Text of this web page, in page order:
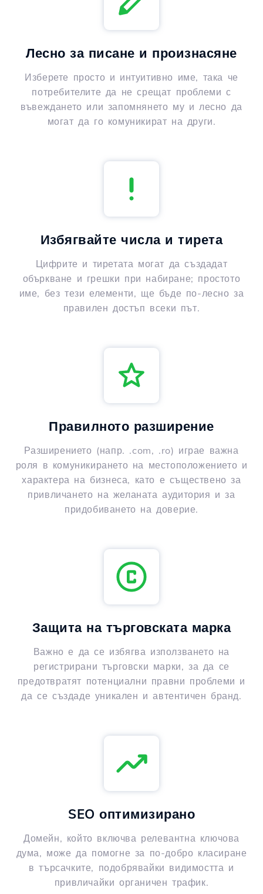
Лесно за писане и произнасяне
Изберете просто и интуитивно име, така че
потребителите да не срещат проблеми с
въвеждането или запомнянето му и лесно да
могат да го комуникират на други.
Избягвайте числа и тирета
Цифрите и тиретата могат да създадат
объркване и грешки при набиране; простото
име, без тези елементи, ще бъде по-лесно за
правилен достъп всеки път.
Правилното разширение
Разширението (напр. .com, .ro) играе важна
роля в комуникирането на местоположението и
характера на бизнеса, като е съществено за
привличането на желаната аудитория и за
придобиването на доверие.
Защита на търговската марка
Важно е да се избягва използването на
регистрирани търговски марки, за да се
предотвратят потенциални правни проблеми и
да се създаде уникален и автентичен бранд.
SEO оптимизирано
Домейн, който включва релевантна ключова
дума, може да помогне за по-добро класиране
в търсачките, подобрявайки видимостта и
привличайки органичен трафик.